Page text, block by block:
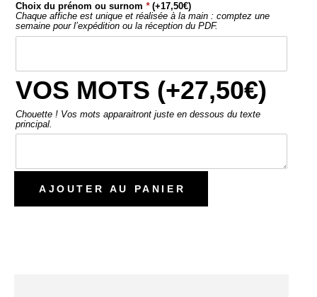
Choix du prénom ou surnom *(+17,50€)
Chaque affiche est unique et réalisée à la main : comptez une
semaine pour l’expédition ou la réception du PDF.
VOS MOTS (+27,50€)
Chouette ! Vos mots apparaitront juste en dessous du texte
principal.
AJOUTER AU PANIER